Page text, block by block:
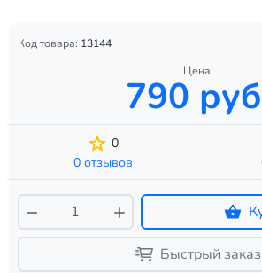
Код товара: 13144
Цена:
790
0
0 отзывов
Быстрый заказ